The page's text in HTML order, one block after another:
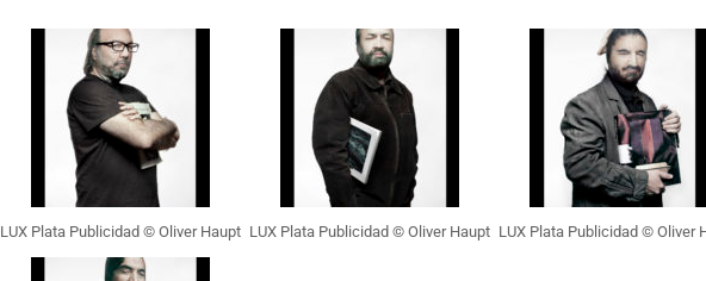
LUX Plata Publicidad © Oliver Haupt LUX Plata Publicidad © Oliver Haupt LUX Plata Publicidad © Oliver